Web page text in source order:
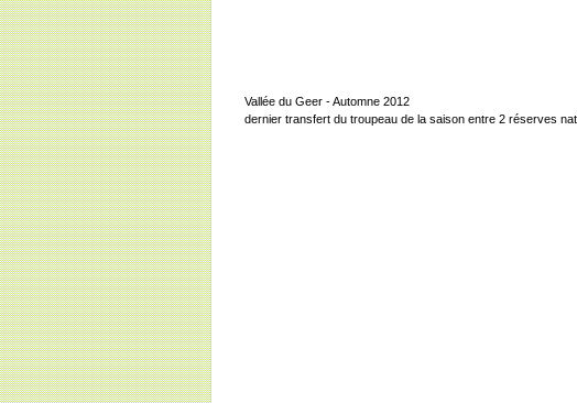
Vallée du Geer - Automne 2012
dernier transfert du troupeau de la saison entre 2 réserves